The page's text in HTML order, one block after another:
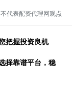
代表配资代理网观点
把握投资良机
择靠谱平台，稳